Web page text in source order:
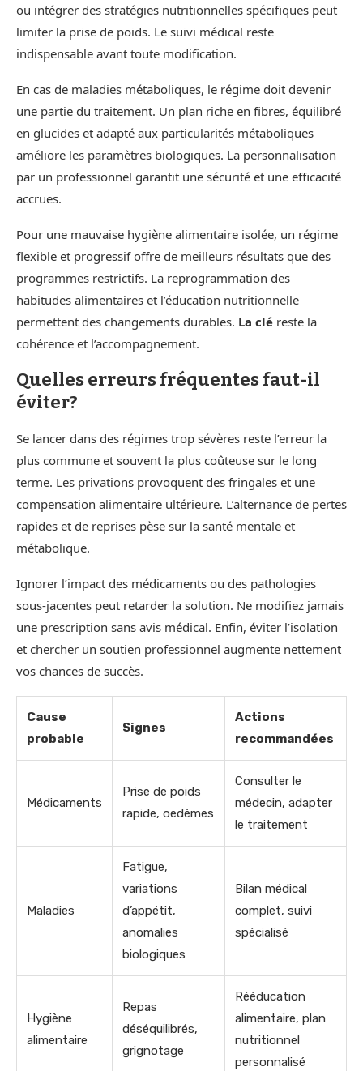
ou intégrer des stratégies nutritionnelles spécifiques peut
limiter la prise de poids. Le suivi médical reste
indispensable avant toute modification.
En cas de maladies métaboliques, le régime doit devenir
une partie du traitement. Un plan riche en fibres, équilibré
en glucides et adapté aux particularités métaboliques
améliore les paramètres biologiques. La personnalisation
par un professionnel garantit une sécurité et une efficacité
accrues.
Pour une mauvaise hygiène alimentaire isolée, un régime
flexible et progressif offre de meilleurs résultats que des
programmes restrictifs. La reprogrammation des
habitudes alimentaires et l’éducation nutritionnelle
permettent des changements durables. La clé reste la
cohérence et l’accompagnement.
Quelles erreurs fréquentes faut-il
éviter?
Se lancer dans des régimes trop sévères reste l’erreur la
plus commune et souvent la plus coûteuse sur le long
terme. Les privations provoquent des fringales et une
compensation alimentaire ultérieure. L’alternance de pertes
rapides et de reprises pèse sur la santé mentale et
métabolique.
Ignorer l’impact des médicaments ou des pathologies
sous-jacentes peut retarder la solution. Ne modifiez jamais
une prescription sans avis médical. Enfin, éviter l’isolation
et chercher un soutien professionnel augmente nettement
vos chances de succès.
Cause
probable
Signes
Actions
recommandées
Médicaments
Prise de poids
rapide, oedèmes
Consulter le
médecin, adapter
le traitement
Maladies
Fatigue,
variations
d’appétit,
anomalies
biologiques
Bilan médical
complet, suivi
spécialisé
Hygiène
alimentaire
Repas
déséquilibrés,
grignotage
Rééducation
alimentaire, plan
nutritionnel
personnalisé